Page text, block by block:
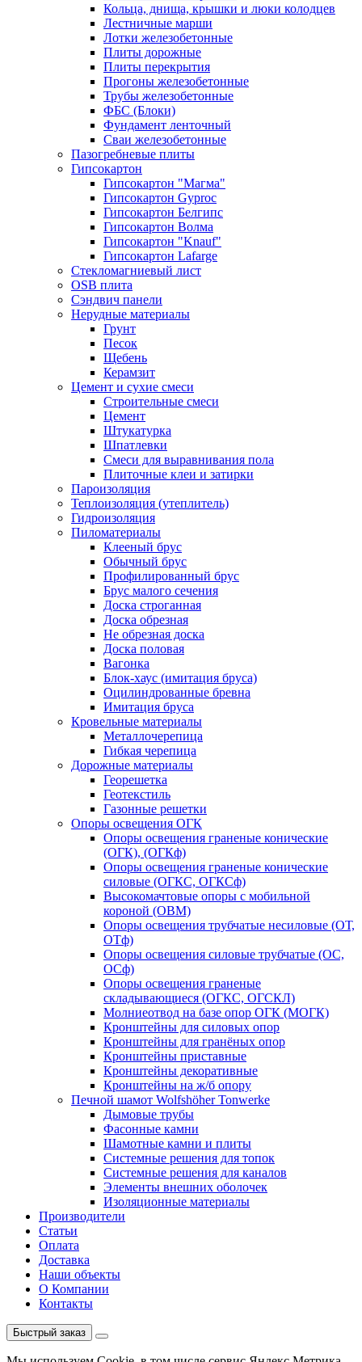
Кольца, днища, крышки и люки колодцев
Лестничные марши
Лотки железобетонные
Плиты дорожные
Плиты перекрытия
Прогоны железобетонные
Трубы железобетонные
ФБС (Блоки)
Фундамент ленточный
Сваи железобетонные
Пазогребневые плиты
Гипсокартон
Гипсокартон "Магма"
Гипсокартон Gyproc
Гипсокартон Белгипс
Гипсокартон Волма
Гипсокартон "Knauf"
Гипсокартон Lafarge
Стекломагниевый лист
OSB плита
Сэндвич панели
Нерудные материалы
Грунт
Песок
Щебень
Керамзит
Цемент и сухие смеси
Строительные смеси
Цемент
Штукатурка
Шпатлевки
Смеси для выравнивания пола
Плиточные клеи и затирки
Пароизоляция
Теплоизоляция (утеплитель)
Гидроизоляция
Пиломатериалы
Клееный брус
Обычный брус
Профилированный брус
Брус малого сечения
Доска строганная
Доска обрезная
Не обрезная доска
Доска половая
Вагонка
Блок-хаус (имитация бруса)
Оцилиндрованные бревна
Имитация бруса
Кровельные материалы
Металлочерепица
Гибкая черепица
Дорожные материалы
Георешетка
Геотекстиль
Газонные решетки
Опоры освещения ОГК
Опоры освещения граненые конические
(ОГК), (ОГКф)
Опоры освещения граненые конические
силовые (ОГКС, ОГКСф)
Высокомачтовые опоры с мобильной
короной (ОВМ)
Опоры освещения трубчатые несиловые (ОТ,
ОТф)
Опоры освещения силовые трубчатые (ОС,
ОСф)
Опоры освещения граненые
складывающиеся (ОГКС, ОГСКЛ)
Молниеотвод на базе опор ОГК (МОГК)
Кронштейны для силовых опор
Кронштейны для гранёных опор
Кронштейны приставные
Кронштейны декоративные
Кронштейны на ж/б опору
Печной шамот Wolfshöher Tonwerke
Дымовые трубы
Фасонные камни
Шамотные камни и плиты
Системные решения для топок
Системные решения для каналов
Элементы внешних оболочек
Изоляционные материалы
Производители
Статьи
Оплата
Доставка
Наши объекты
О Компании
Контакты
Быстрый заказ